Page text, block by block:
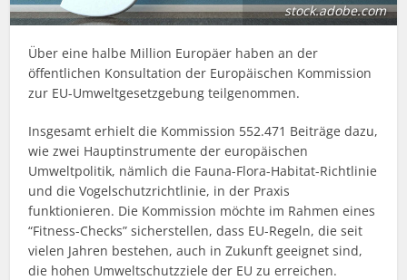
stock.adobe.com
Über eine halbe Million Europäer haben an der
öffentlichen Konsultation der Europäischen Kommission
zur EU-Umweltgesetzgebung teilgenommen.
Insgesamt erhielt die Kommission 552.471 Beiträge dazu,
wie zwei Hauptinstrumente der europäischen
Umweltpolitik, nämlich die Fauna-Flora-Habitat-Richtlinie
und die Vogelschutzrichtlinie, in der Praxis
funktionieren. Die Kommission möchte im Rahmen eines
“Fitness-Checks” sicherstellen, dass EU-Regeln, die seit
vielen Jahren bestehen, auch in Zukunft geeignet sind,
die hohen Umweltschutzziele der EU zu erreichen.